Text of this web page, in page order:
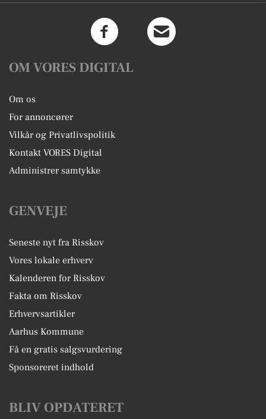
OM VORES DIGITAL
Om os
For annoncører
Vilkår og Privatlivspolitik
Kontakt VORES Digital
Administrer samtykke
GENVEJE
Seneste nyt fra Risskov
Vores lokale erhverv
Kalenderen for Risskov
Fakta om Risskov
Erhvervsartikler
Aarhus Kommune
Få en gratis salgsvurdering
Sponsoreret indhold
BLIV OPDATERET